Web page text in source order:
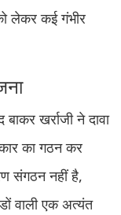
लेकर कई गंभीर
खर्राजी ने दावा
का गठन कर
संगठन नहीं है,
वाली एक अत्यंत